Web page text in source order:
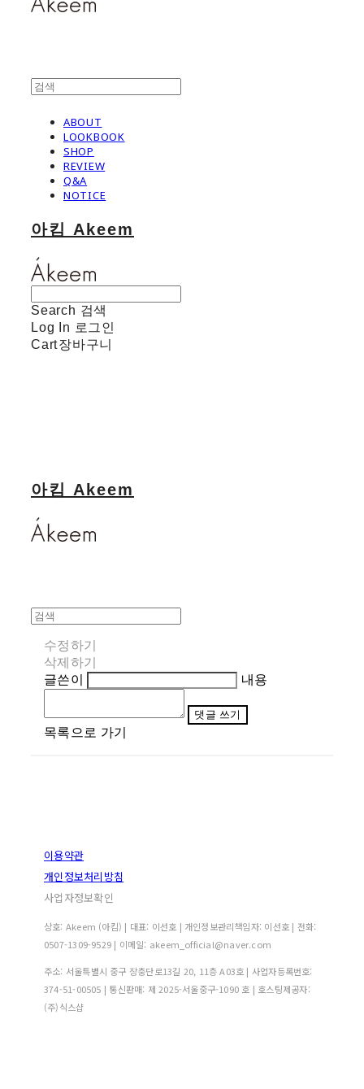
ABOUT
LOOKBOOK
SHOP
REVIEW
Q&A
NOTICE
아킴 Akeem
Search 검색
Log In 로그인
Cart장바구니
아킴 Akeem
수정하기
삭제하기
글쓴이
내용
댓글 쓰기
목록으로 가기
이용약관
개인정보처리방침
사업자정보확인
상호: Akeem (아킴) | 대표: 이선호 | 개인정보관리책임자: 이선호 | 전화:
0507-1309-9529 | 이메일: akeem_official@naver.com
주소: 서울특별시 중구 장충단로13길 20, 11층 A03호 | 사업자등록번호:
374-51-00505 | 통신판매: 제 2025-서울중구-1090 호 | 호스팅제공자:
(주)식스샵